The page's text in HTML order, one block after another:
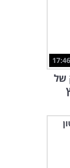
17:46
של